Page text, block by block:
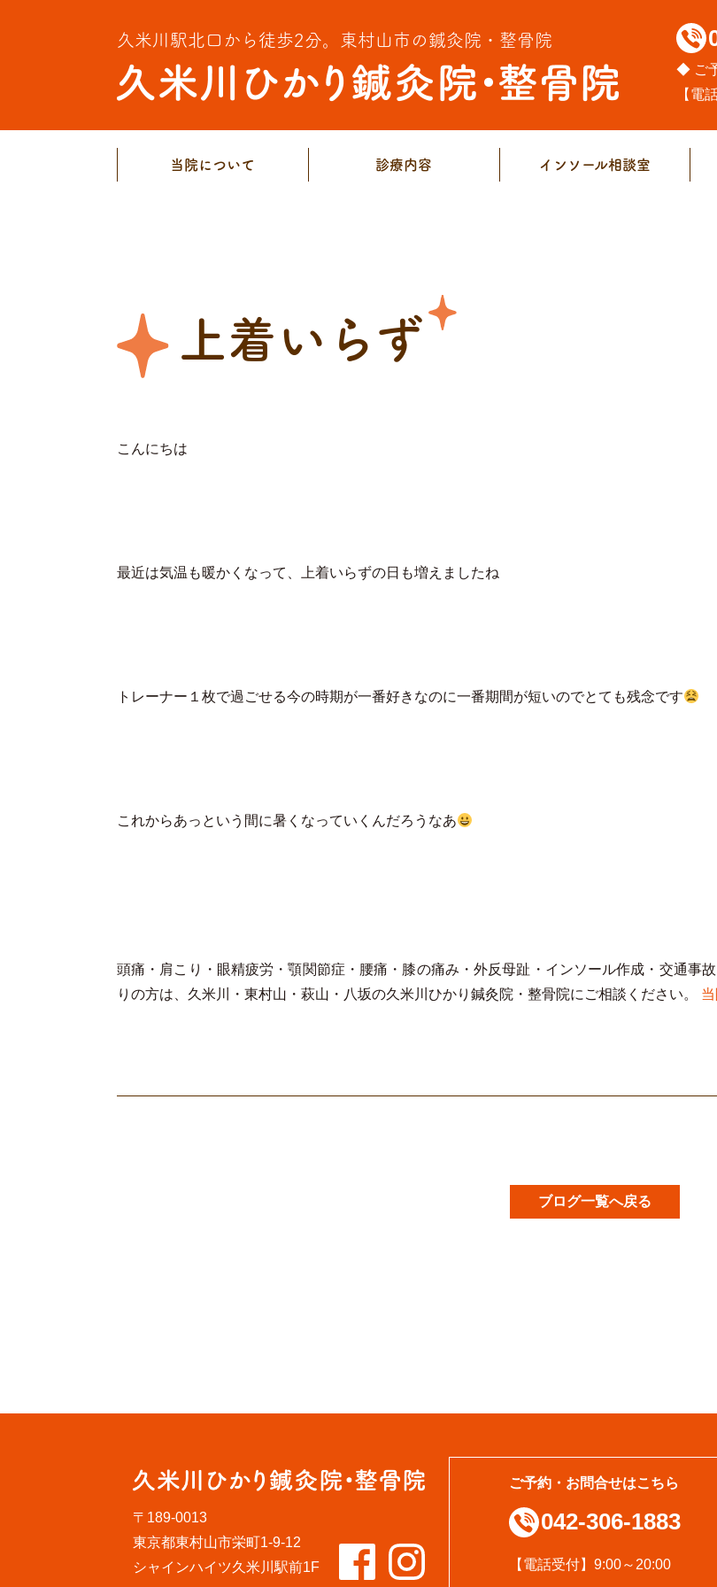
久米川駅北口から徒歩2分。 東村山市の鍼灸院・整骨院
◆ ご
【電
当院について 診療内容 インソール相談室
上着いらず
こんにちは
最近は気温も暖かくなって、上着いらずの日も増えましたね
トレーナー１枚で過ごせる今の時期が一番好きなのに一番期間が短いのでとても残念です
これからあっという間に暑くなっていくんだろうなあ
頭痛・肩こり・眼精疲労・顎関節症・腰痛・膝の痛み・外反母趾・インソール作成・交通事
りの方は、久米川・東村山・萩山・八坂の久米川ひかり鍼灸院・整骨院にご相談ください。
ブログ一覧へ戻る
〒189-0013
東京都東村山市栄町1-9-12
シャインハイツ久米川駅前1F
ご予約・お問合せはこちら
042-306-1883
【電話受付】9:00～20:00